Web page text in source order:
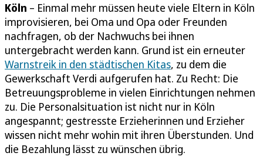
Köln – Einmal mehr müssen heute viele Eltern in Köln
improvisieren, bei Oma und Opa oder Freunden
nachfragen, ob der Nachwuchs bei ihnen
untergebracht werden kann. Grund ist ein erneuter
Warnstreik in den städtischen Kitas, zu dem die
Gewerkschaft Verdi aufgerufen hat. Zu Recht: Die
Betreuungsprobleme in vielen Einrichtungen nehmen
zu. Die Personalsituation ist nicht nur in Köln
angespannt; gestresste Erzieherinnen und Erzieher
wissen nicht mehr wohin mit ihren Überstunden. Und
die Bezahlung lässt zu wünschen übrig.